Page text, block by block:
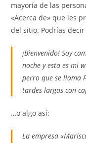
mayoría de las
«Acerca de» que les
del sitio. Podrías decir
¡Bienvenido! Soy
noche y esta es mi
perro que se llama
tardes largas con
…o algo así:
La empresa